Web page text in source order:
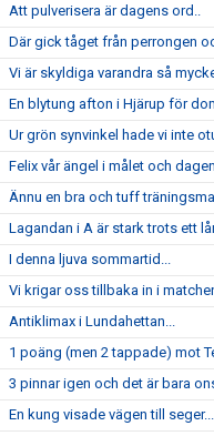
Att pulverisera är dagens ord..
Där gick tåget från perrongen
Vi är skyldiga varandra så
En blytung afton i Hjärup för
Ur grön synvinkel hade vi inte
Felix vår ängel i målet och
Ännu en bra och tuff
Lagandan i A är stark trots ett
I denna ljuva sommartid...
Vi krigar oss tillbaka in i
Antiklimax i Lundahettan...
1 poäng (men 2 tappade) mot
3 pinnar igen och det är bara
En kung visade vägen till seger...